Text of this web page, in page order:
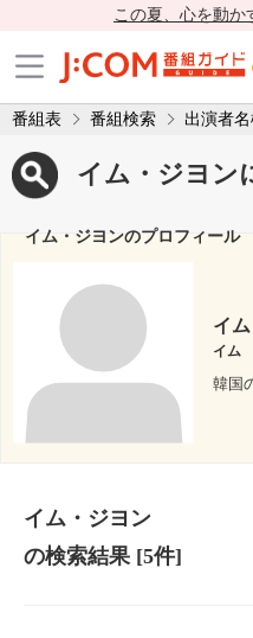
この夏、心を動か
番組表 番組検索 出演者
イム・ジヨン
イム・ジヨンのプロフィール
イ
イム
韓国
イム・ジヨン
の検索結果[5件]